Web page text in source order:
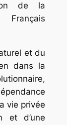
de la
et du
dans la
vie privée
et d’une